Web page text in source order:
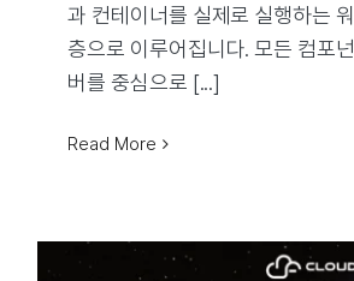
과 컨테이너를 실제로 실행하는
층으로 이루어집니다. 모든 컴포
버를 중심으로 [...]
Read More